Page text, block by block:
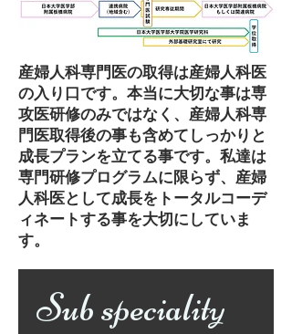
産婦人科専門医の取得は産婦人科医
の入り口です。本当に大切な事は専
攻医研修のみではなく、産婦人科専
門医取得後の事も含めてしっかりと
成長プランを立てる事です。私達は
専門研修プログラムに限らず、産婦
人科医として成長をトータルコーデ
ィネートする事を大切にしていま
す。
Sub speciality